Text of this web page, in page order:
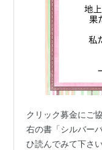
クリック募金にご
右の書「シルバー
ひ読んでみて下さ